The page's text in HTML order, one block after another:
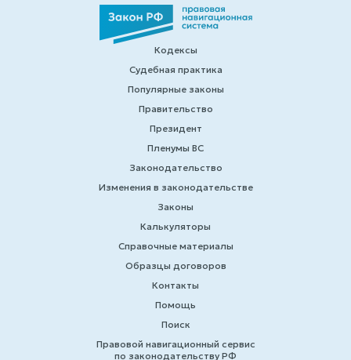
Кодексы
Судебная практика
Популярные законы
Правительство
Президент
Пленумы ВС
Законодательство
Изменения в законодательстве
Законы
Калькуляторы
Справочные материалы
Образцы договоров
Контакты
Помощь
Поиск
Правовой навигационный сервис
по законодательству РФ